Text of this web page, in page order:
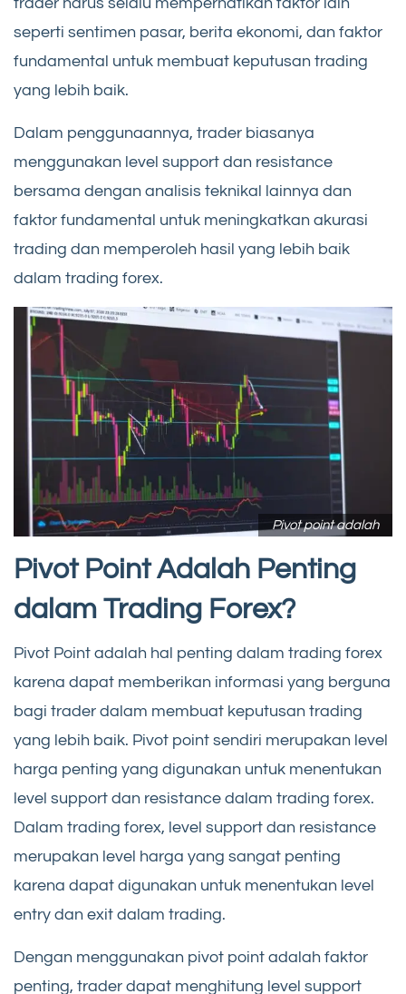
trader harus selalu memperhatikan faktor lain
seperti sentimen pasar, berita ekonomi, dan faktor
fundamental untuk membuat keputusan trading
yang lebih baik.
Dalam penggunaannya, trader biasanya
menggunakan level support dan resistance
bersama dengan analisis teknikal lainnya dan
faktor fundamental untuk meningkatkan akurasi
trading dan memperoleh hasil yang lebih baik
dalam trading forex.
Pivot point adalah
Pivot Point Adalah Penting
dalam Trading Forex?
Pivot Point adalah hal penting dalam trading forex
karena dapat memberikan informasi yang berguna
bagi trader dalam membuat keputusan trading
yang lebih baik. Pivot point sendiri merupakan level
harga penting yang digunakan untuk menentukan
level support dan resistance dalam trading forex.
Dalam trading forex, level support dan resistance
merupakan level harga yang sangat penting
karena dapat digunakan untuk menentukan level
entry dan exit dalam trading.
Dengan menggunakan pivot point adalah faktor
penting, trader dapat menghitung level support